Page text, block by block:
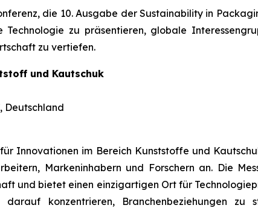
die 10. Ausgabe der Sustainability in
zu präsentieren, globale
zu vertiefen.
und Kautschuk
Deutschland
Innovationen im Bereich Kunststoffe und
Markeninhabern und Forschern an. Die
und bietet einen einzigartigen Ort für
konzentrieren, Branchenbeziehungen zu